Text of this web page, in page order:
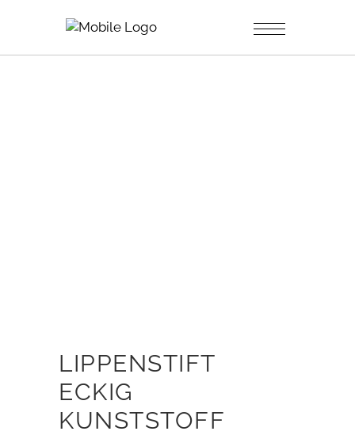
LIPPENSTIFT
ECKIG
KUNSTSTOFF